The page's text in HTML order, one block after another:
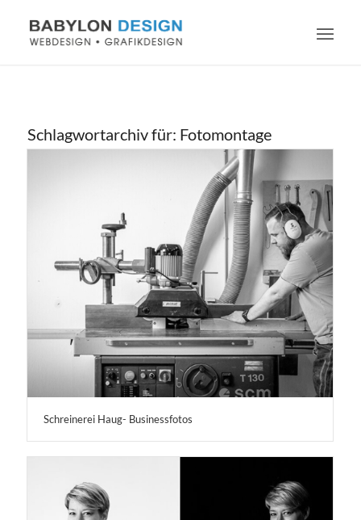
Schlagwortarchiv für: Fotomontage
Schreinerei Haug- Businessfotos